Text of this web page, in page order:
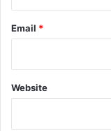
Email *
Website